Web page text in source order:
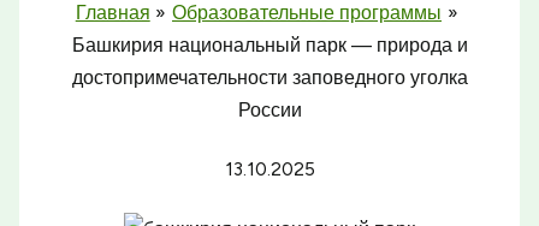
Главная
Образовательные программы
Башкирия национальный парк — природа и
достопримечательности заповедного уголка
России
13.10.2025